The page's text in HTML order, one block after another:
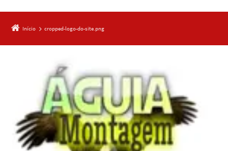
Início cropped-logo-do-site.png